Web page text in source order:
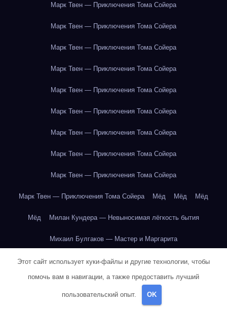
Марк Твен — Приключения Тома Сойера
Марк Твен — Приключения Тома Сойера
Марк Твен — Приключения Тома Сойера
Марк Твен — Приключения Тома Сойера
Марк Твен — Приключения Тома Сойера
Марк Твен — Приключения Тома Сойера
Марк Твен — Приключения Тома Сойера
Марк Твен — Приключения Тома Сойера
Марк Твен — Приключения Тома Сойера
Марк Твен — Приключения Тома Сойера Мёд Мёд Мёд
Мёд Милан Кундера — Невыносимая лёгкость бытия
Михаил Булгаков — Мастер и Маргарита
Михаил Булгаков — Мастер и Маргарита
Михаил Булгаков — Мастер и Маргарита
Михаил Булгаков — Мастер и Маргарита
Этот сайт использует куки-файлы и другие технологии, чтобы
помочь вам в навигации, а также предоставить лучший
пользовательский опыт. OK